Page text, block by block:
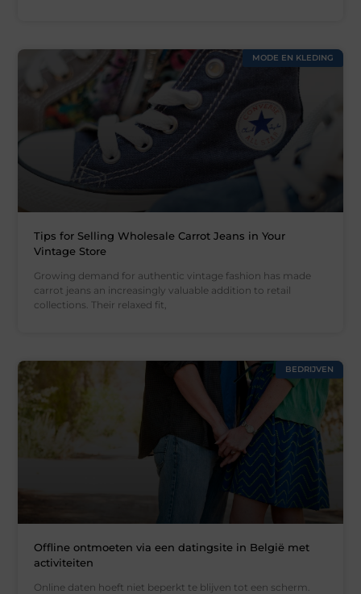
MODE EN KLEDING
Tips for Selling Wholesale Carrot Jeans in Your
Vintage Store
Growing demand for authentic vintage fashion has made
carrot jeans an increasingly valuable addition to retail
collections. Their relaxed fit,
BEDRIJVEN
Offline ontmoeten via een datingsite in België met
activiteiten
Online daten hoeft niet beperkt te blijven tot een scherm.